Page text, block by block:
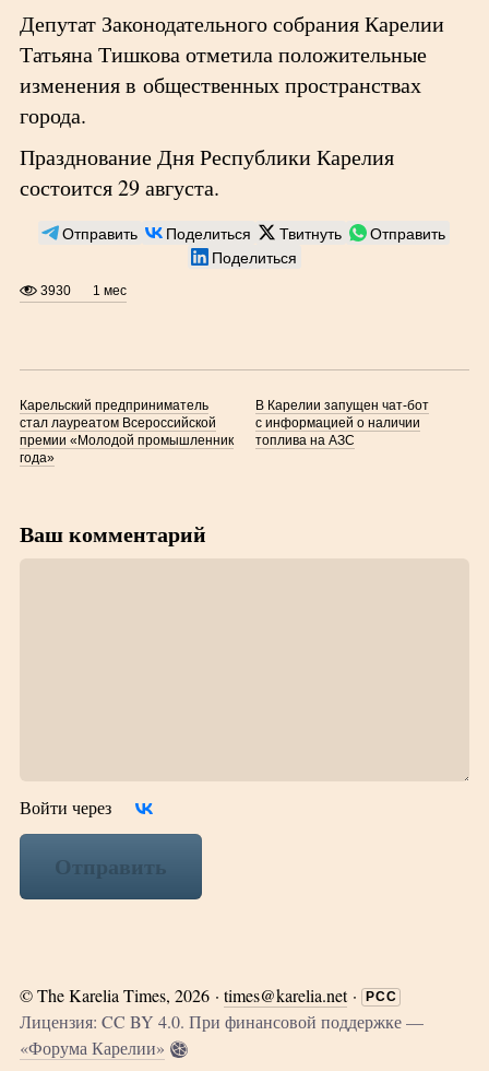
Депутат Законодательного собрания Карелии
Татьяна Тишкова отметила положительные
изменения в общественных пространствах
города.
Празднование Дня Республики Карелия
состоится 29 августа.
Отправить Поделиться Твитнуть
Отправить
Поделиться
3930 1 мес
Карельский предприниматель
стал лауреатом Всероссийской
премии «Молодой промышленник
года»
В Карелии запущен чат-бот
с информацией о наличии
топлива на АЗС
Ваш комментарий
Войти через
Отправить
©The Karelia Times, 2026 · times@karelia.net· РСС
Лицензия: CC BY 4.0. При финансовой поддержке —
«Форума Карелии»